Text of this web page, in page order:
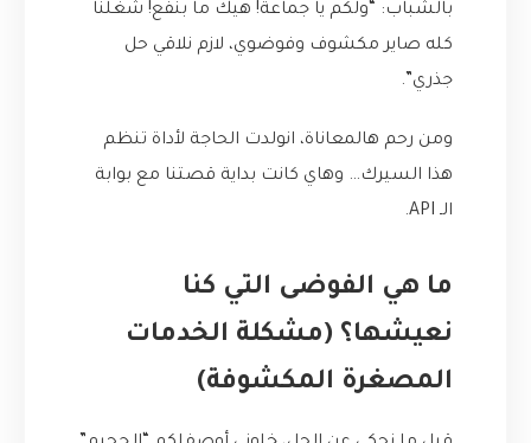
بالشباب: “ولكم يا جماعة! هيك ما بنفع! شغلنا
كله صاير مكشوف وفوضوي، لازم نلاقي حل
جذري”.
ومن رحم هالمعاناة، انولدت الحاجة لأداة تنظم
هذا السيرك… وهاي كانت بداية قصتنا مع بوابة
الـ API.
ما هي الفوضى التي كنا
نعيشها؟ (مشكلة الخدمات
المصغرة المكشوفة)